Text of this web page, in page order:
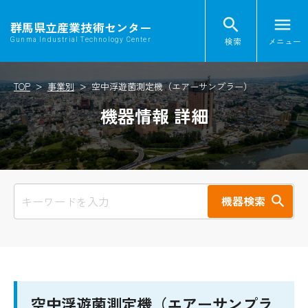
群馬県立産業技術センター
Gunma Industrial Technology Center
search
検索
menu
メニュー
TOP 事業別 空中浮遊菌測定機（エアーサンプラー）
機器情報 詳細
機器検索
空中浮遊菌測定機（エアーサンプラ